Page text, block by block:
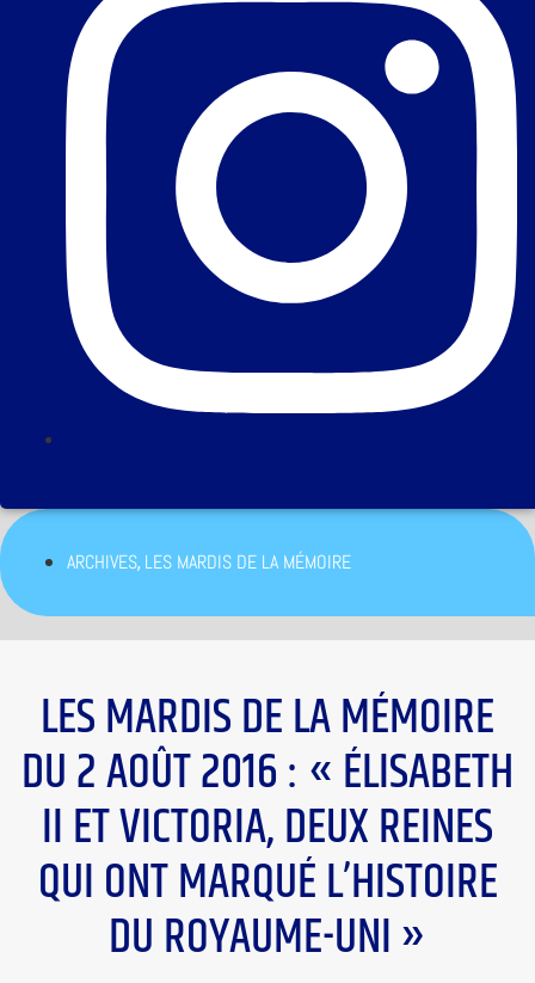
ARCHIVES,LES MARDIS DE LA MÉMOIRE
LES MARDIS DE LA MÉMOIRE
DU 2 AOÛT 2016 : « ÉLISABETH
II ET VICTORIA, DEUX REINES
QUI ONT MARQUÉ L’HISTOIRE
DU ROYAUME-UNI »